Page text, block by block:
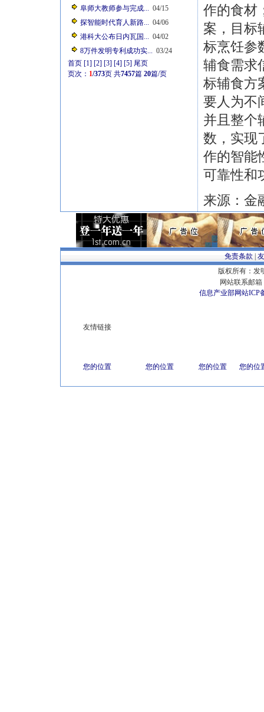
阜师大教师参与完成... 04/15
探智能时代育人新路... 04/06
港科大公布日内瓦国... 04/02
8万件发明专利成功实... 03/24
首页 [1] [2] [3] [4] [5] 尾页
页次： 1/373页 共7457篇 20篇/页
作的食材
案，目标
标烹饪参
辅食需求
标辅食方
要人为不
并且整个
数，实现
作的智能
可靠性和
来源：金
免责条款
版权所有：发
网站联系邮箱
信息产业部网站ICP
友情链接
您的位置 您的位置 您的位置 您的位